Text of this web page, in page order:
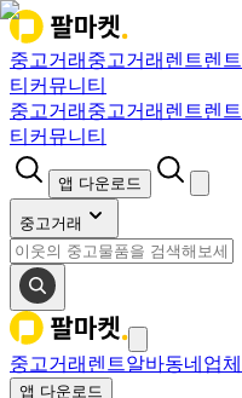
중고거래 중고거래 렌트렌트
티 커뮤니티
중고거래 중고거래 렌트렌트
티 커뮤니티
앱 다운로드
중고거래
중고거래 렌트알바동네업체
앱 다운로드